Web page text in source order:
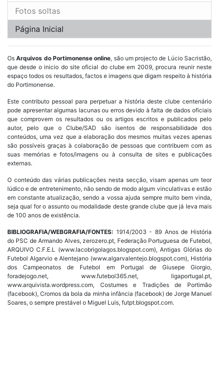
Fotos soltas
Página Inicial
OsArquivos do Portimonense online, são um projecto de Lúcio Sacristão,
que desde o inicio do site oficial do clube em 2009, procura reunir neste
espaço todos os resultados, factos e imagens que digam respeito à história
do Portimonense.
Este contributo pessoal para perpetuar a história deste clube centenário
pode apresentar algumas lacunas ou erros devido à falta de dados oficiais
que comprovem os resultados ou os artigos escritos e publicados pelo
autor, pelo que o Clube/SAD são isentos de responsabilidade dos
conteúdos, uma vez que a elaboração dos mesmos muitas vezes apenas
são possíveis graças à colaboração de pessoas que contribuem com as
suas memórias e fotos/imagens ou à consulta de sites e publicações
externas.
O conteúdo das várias publicações nesta secção, visam apenas um teor
lúdico e de entretenimento, não sendo de modo algum vinculativas e estão
em constante atualização, sendo a vossa ajuda sempre muito bem vinda,
seja qual for o assunto ou modalidade deste grande clube que já leva mais
de 100 anos de existência.
BIBLIOGRAFIA/WEBGRAFIA/FONTES: 1914/2003 - 89 Anos de História
do PSC de Armando Alves, zerozero.pt, Federação Portuguesa de Futebol,
ARQUIVO C.F.E.L (www.lacobrigolagos.blogspot.com), Antigas Glórias do
Futebol Algarvio e Alentejano (www.algarvalentejo.blogspot.com), História
dos Campeonatos de Futebol em Portugal de Giusepe Giorgio,
foradejogo.net, www.futebol365.net, ligaportugal.pt,
www.arquivista.wordpress.com, Costumes e Tradições de Portimão
(facebook), Cromos da bola da minha infância (facebook) de Jorge Manuel
Soares, o sempre prestável o Miguel Luis, futpt.blogspot.com.